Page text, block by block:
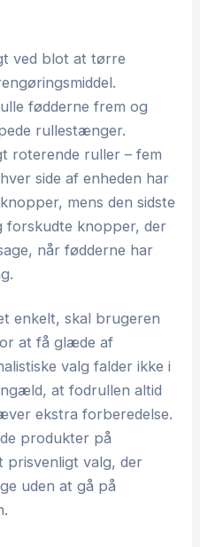
ved blot at tørre
fødderne frem og
rullestænger.
roterende ruller – fem
side af enheden har
mens den sidste
forskudte knopper, der
når fødderne har
enkelt, skal brugeren
at få glæde af
valg falder ikke i
at fodrullen altid
ekstra forberedelse.
produkter på
prisvenligt valg, der
uden at gå på